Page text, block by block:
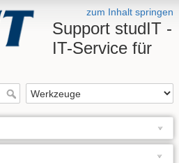
zum Inhalt springen
Support studIT -
IT-Service für